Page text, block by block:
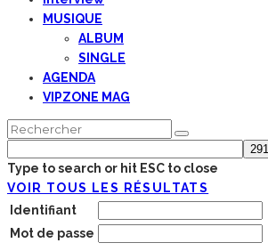
MUSIQUE
ALBUM
SINGLE
AGENDA
VIPZONE MAG
Type to search or hit ESC to close
VOIR TOUS LES RÉSULTATS
Identifiant
Mot de passe